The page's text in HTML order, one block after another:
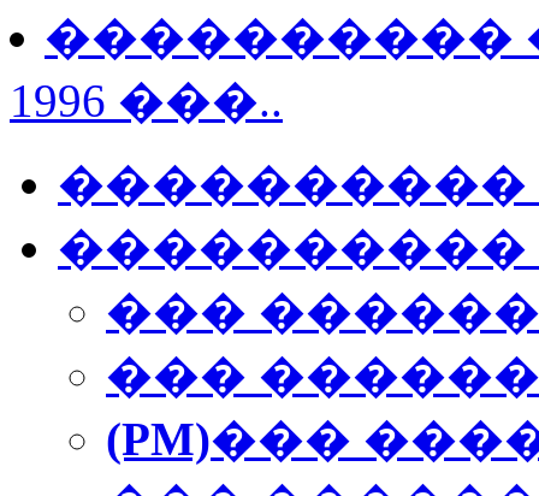
����������
1996 ���..
����������
����������
���
���
(PM)���